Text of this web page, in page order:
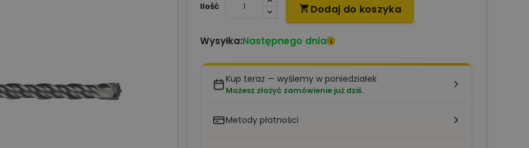
Ilość
 Dodaj do koszyka
Wysyłka:Następnego dnia i
Kup teraz — wyślemy w poniedziałek
Możesz złożyć zamówienie już dziś.
Metody płatności